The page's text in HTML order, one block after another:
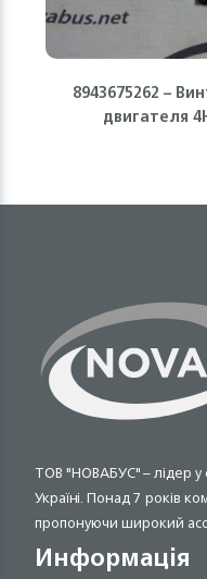
8943675262 –
двигателя
ТОВ "НОВАБУС" – лідер у
Україні. Понад 7 років
пропонуючи широкий
Информація